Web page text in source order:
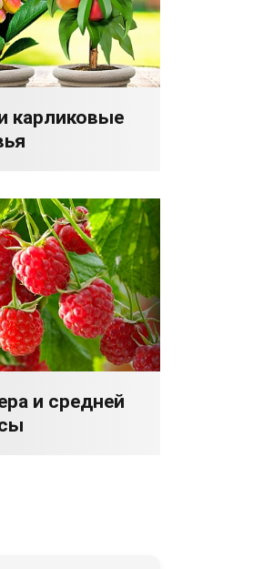
карликовые
и средней